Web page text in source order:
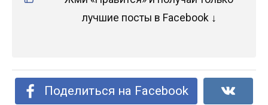
лучшие посты в Facebook ↓
Поделиться на Facebook